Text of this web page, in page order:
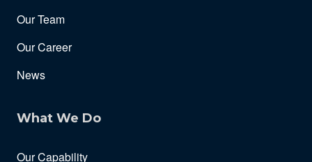
Our Team
Our Career
News
What We Do
Our Capability